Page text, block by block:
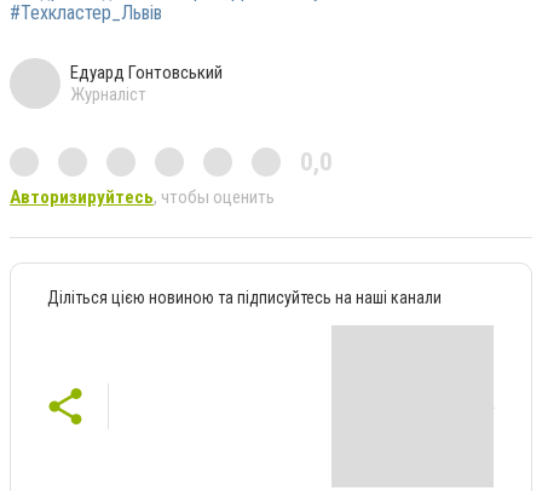
#Техкластер_Львів
Едуард Гонтовський
Журналіст
0,0
Авторизируйтесь, чтобы оценить
Діліться цією новиною та підписуйтесь на наші канали